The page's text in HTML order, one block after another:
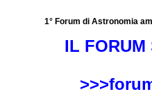
1° Forum di Astronomia
IL FORUM